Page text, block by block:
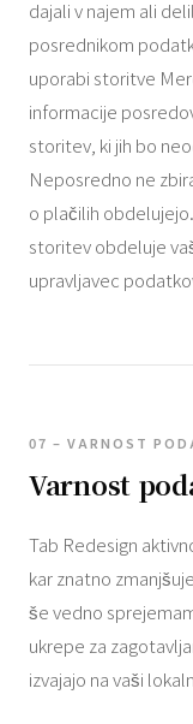
dajali v najem ali
posrednikom
uporabi storitve
informacije
storitev, ki jih bo
Neposredno ne
o plačilih
storitev obdeluje
upravljavec
07 – VARNOST
Varnost
Tab Redesign
kar znatno
še vedno
ukrepe za
izvajajo na vaši